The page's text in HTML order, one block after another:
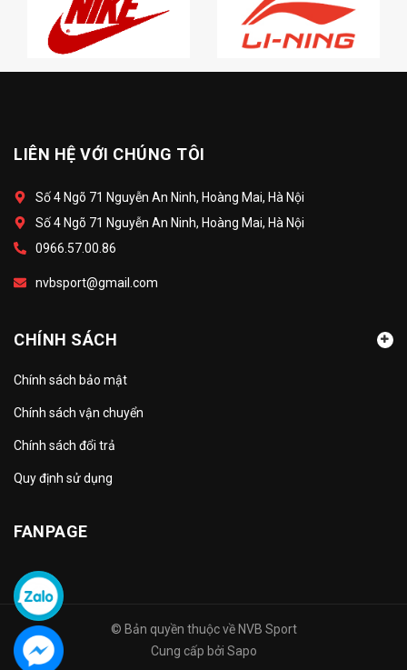
LIÊN HỆ VỚI CHÚNG TÔI
Số 4 Ngõ 71 Nguyễn An Ninh, Hoàng Mai, Hà Nội
Số 4 Ngõ 71 Nguyễn An Ninh, Hoàng Mai, Hà Nội
0966.57.00.86
nvbsport@gmail.com
CHÍNH SÁCH
Chính sách bảo mật
Chính sách vận chuyển
Chính sách đổi trả
Quy định sử dụng
FANPAGE
© Bản quyền thuộc về NVB Sport
Cung cấp bởi Sapo